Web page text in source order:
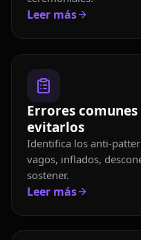
Leer más
Errores comunes
evitarlos
Identifica los anti-
vagos, inflados,
sostener.
Leer más